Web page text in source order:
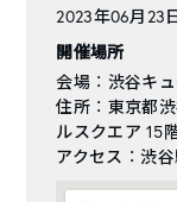
2023年06月23
開催場所
会場 ： 渋谷キ
住所 ： 東京都
ルスクエア 15
アクセス ： 渋